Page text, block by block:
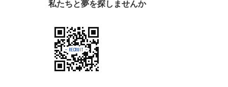
私たちと夢を探しませんか